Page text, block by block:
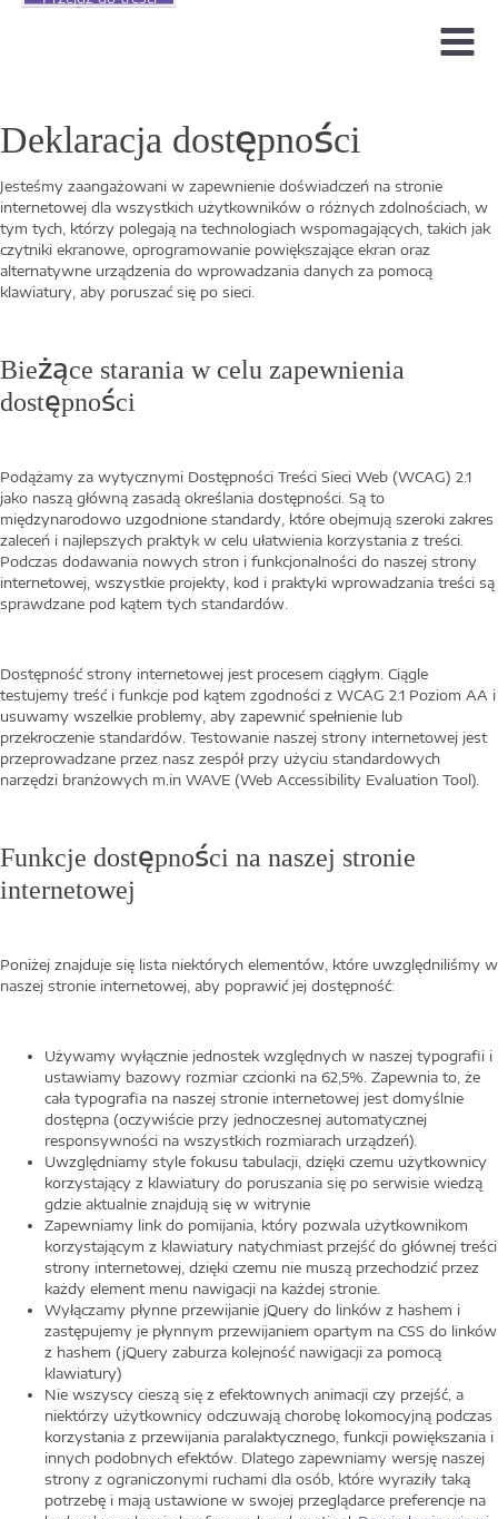
Menu
Deklaracja dostępności
Jesteśmy zaangażowani w zapewnienie doświadczeń na stronie
internetowej dla wszystkich użytkowników o różnych zdolnościach, w
tym tych, którzy polegają na technologiach wspomagających, takich jak
czytniki ekranowe, oprogramowanie powiększające ekran oraz
alternatywne urządzenia do wprowadzania danych za pomocą
klawiatury, aby poruszać się po sieci.
Bieżące starania w celu zapewnienia
dostępności
Podążamy za wytycznymi Dostępności Treści Sieci Web (WCAG) 2.1
jako naszą główną zasadą określania dostępności. Są to
międzynarodowo uzgodnione standardy, które obejmują szeroki zakres
zaleceń i najlepszych praktyk w celu ułatwienia korzystania z treści.
Podczas dodawania nowych stron i funkcjonalności do naszej strony
internetowej, wszystkie projekty, kod i praktyki wprowadzania treści są
sprawdzane pod kątem tych standardów.
Dostępność strony internetowej jest procesem ciągłym. Ciągle
testujemy treść i funkcje pod kątem zgodności z WCAG 2.1 Poziom AA i
usuwamy wszelkie problemy, aby zapewnić spełnienie lub
przekroczenie standardów. Testowanie naszej strony internetowej jest
przeprowadzane przez nasz zespół przy użyciu standardowych
narzędzi branżowych m.in WAVE (Web Accessibility Evaluation Tool).
Funkcje dostępności na naszej stronie
internetowej
Poniżej znajduje się lista niektórych elementów, które uwzględniliśmy w
naszej stronie internetowej, aby poprawić jej dostępność:
Używamy wyłącznie jednostek względnych w naszej typografii i
ustawiamy bazowy rozmiar czcionki na 62,5%. Zapewnia to, że
cała typografia na naszej stronie internetowej jest domyślnie
dostępna (oczywiście przy jednoczesnej automatycznej
responsywności na wszystkich rozmiarach urządzeń).
Uwzględniamy style fokusu tabulacji, dzięki czemu użytkownicy
korzystający z klawiatury do poruszania się po serwisie wiedzą
gdzie aktualnie znajdują się w witrynie
Zapewniamy link do pomijania, który pozwala użytkownikom
korzystającym z klawiatury natychmiast przejść do głównej treści
strony internetowej, dzięki czemu nie muszą przechodzić przez
każdy element menu nawigacji na każdej stronie.
Wyłączamy płynne przewijanie jQuery do linków z hashem i
zastępujemy je płynnym przewijaniem opartym na CSS do linków
z hashem (jQuery zaburza kolejność nawigacji za pomocą
klawiatury)
Nie wszyscy cieszą się z efektownych animacji czy przejść, a
niektórzy użytkownicy odczuwają chorobę lokomocyjną podczas
korzystania z przewijania paralaktycznego, funkcji powiększania i
innych podobnych efektów. Dlatego zapewniamy wersję naszej
strony z ograniczonymi ruchami dla osób, które wyraziły taką
potrzebę i mają ustawione w swojej przeglądarce preferencje na